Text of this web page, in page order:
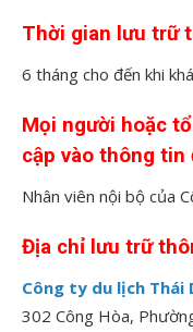
Thời gian lưu trữ
6 tháng cho đến khi
Mọi người hoặc
cập vào thông tin
Nhân viên nội bộ của
Địa chỉ lưu trữ
Công ty du lịch Thái
302 Công Hòa,